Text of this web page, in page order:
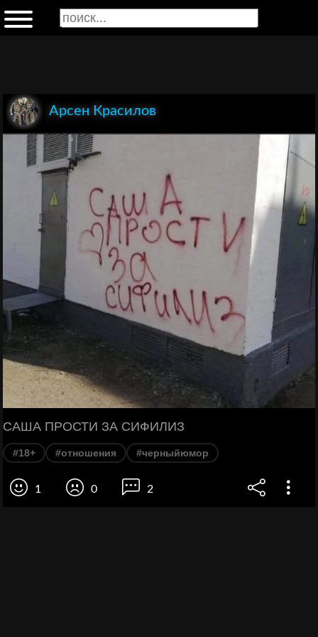
Арсен Красилов
САША ПРОСТИ ЗА СИФИЛИЗ
#18+ #отношения #черныйюмор
1 0 2